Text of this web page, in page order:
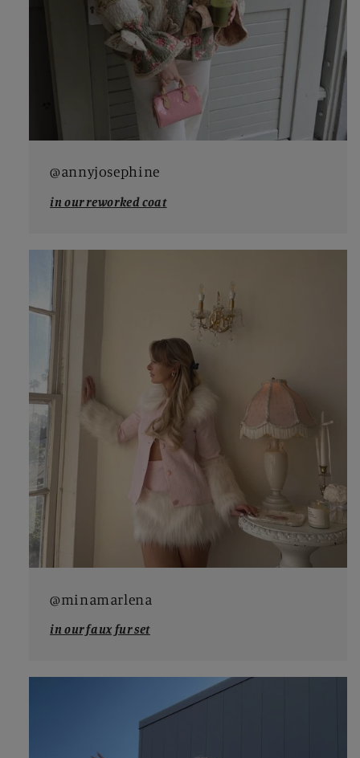
@annyjosephine
in our reworked coat
@minamarlena
in our faux fur set